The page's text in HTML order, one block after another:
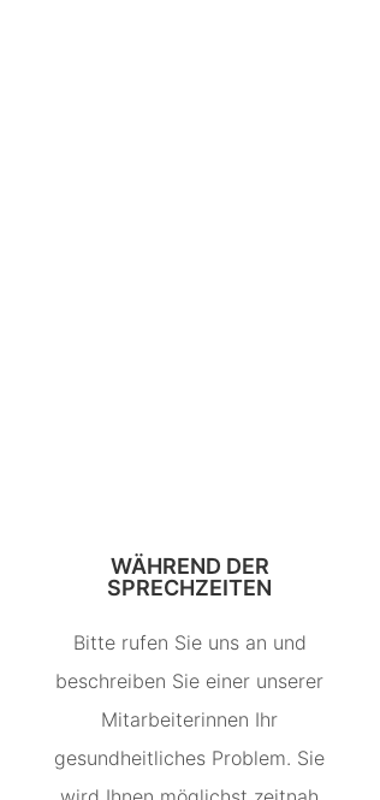
WÄHREND DER
SPRECHZEITEN
Bitte rufen Sie uns an und
beschreiben Sie einer unserer
Mitarbeiterinnen Ihr
gesundheitliches Problem. Sie